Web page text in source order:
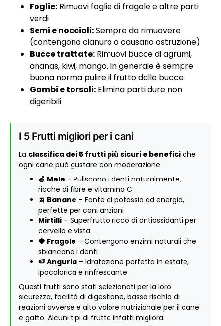
Foglie: Rimuovi foglie di fragole e altre parti
verdi
Semi e noccioli:Sempre da rimuovere
(contengono cianuro o causano ostruzione)
Bucce trattate: Rimuovi bucce di agrumi,
ananas, kiwi, mango. In generale è sempre
buona norma pulire il frutto dalle bucce.
Gambi e torsoli: Elimina parti dure non
digeribili
I 5 Frutti migliori per i cani
La classifica dei 5 frutti più sicuri e benefici che
ogni cane può gustare con moderazione:
🍎 Mele – Puliscono i denti naturalmente,
ricche di fibre e vitamina C
🍌 Banane – Fonte di potassio ed energia,
perfette per cani anziani
Mirtilli – Superfrutto ricco di antiossidanti per
cervello e vista
🍓 Fragole – Contengono enzimi naturali che
sbiancano i denti
🍉 Anguria – Idratazione perfetta in estate,
ipocalorica e rinfrescante
Questi frutti sono stati selezionati per la loro
sicurezza, facilità di digestione, basso rischio di
reazioni avverse e alto valore nutrizionale per il cane
e gatto. Alcuni tipi di frutta infatti migliora: